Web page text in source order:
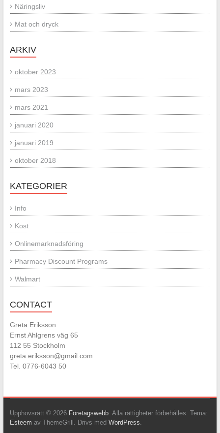
Näringsliv
Mat och dryck
ARKIV
oktober 2023
mars 2023
mars 2021
januari 2020
januari 2019
oktober 2018
KATEGORIER
Info
Kost
Onlinemarknadsföring
Pharmacy Discount Programs
Walmart
CONTACT
Greta Eriksson
Ernst Ahlgrens väg 65
112 55 Stockholm
greta.eriksson@gmail.com
Tel. 0776-6043 50
Upphovsrätt © 2026 Företagswebb. Alla rättigheter förbehålles. Tema:
Esteem av ThemeGrill. Drivs med WordPress.